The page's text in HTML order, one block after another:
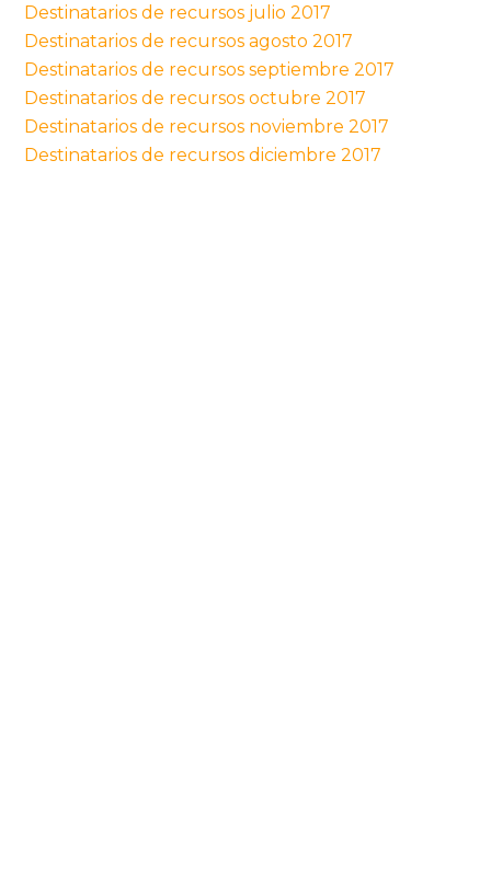
Destinatarios de recursos julio 2017
Destinatarios de recursos agosto 2017
Destinatarios de recursos septiembre 2017
Destinatarios de recursos octubre 2017
Destinatarios de recursos noviembre 2017
Destinatarios de recursos diciembre 2017